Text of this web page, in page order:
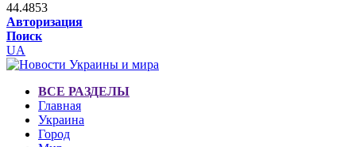
44.4853
Авторизация
Поиск
UA
ВСЕ РАЗДЕЛЫ
Главная
Украина
Город